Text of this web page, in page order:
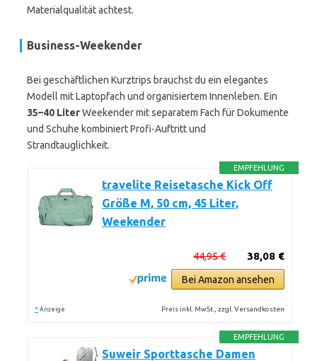
Materialqualität achtest.
Business-Weekender
Bei geschäftlichen Kurztrips brauchst du ein elegantes
Modell mit Laptopfach und organisiertem Innenleben. Ein
35–40 LiterWeekender mit separatem Fach für Dokumente
und Schuhe kombiniert Profi-Auftritt und
Strandtauglichkeit.
EMPFEHLUNG
travelite Reisetasche Kick Off
Größe M, 50 cm, 45 Liter,
Weekender
38,08 €
44,95 €
Bei Amazon ansehen
* Anzeige Preis inkl. MwSt., zzgl. Versandkosten
EMPFEHLUNG
Suweir Sporttasche Damen